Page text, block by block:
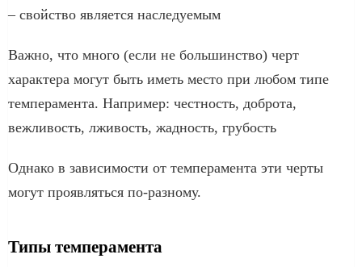
– свойство является наследуемым
Важно, что много (если не большинство) черт
характера могут быть иметь место при любом типе
темперамента. Например: честность, доброта,
вежливость, лживость, жадность, грубость
Однако в зависимости от темперамента эти черты
могут проявляться по-разному.
Типы темперамента